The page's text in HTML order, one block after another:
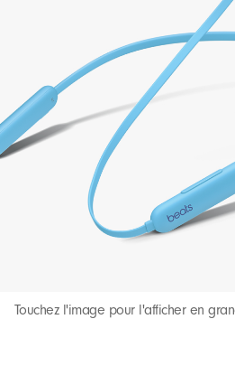
Touchez l'image pour l'afficher en